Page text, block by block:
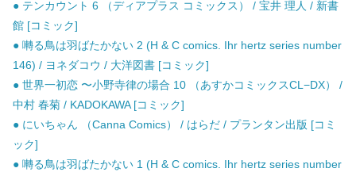
● テンカウント 6 （ディアプラス コミックス） / 宝井 理人 / 新書
館 [コミック]
● 囀る鳥は羽ばたかない 2 (H & C comics. Ihr hertz series number
146) / ヨネダコウ / 大洋図書 [コミック]
● 世界一初恋 〜小野寺律の場合 10 （あすかコミックスCL−DX） /
中村 春菊 / KADOKAWA [コミック]
● にいちゃん （Canna Comics） / はらだ / プランタン出版 [コミ
ック]
● 囀る鳥は羽ばたかない 1 (H & C comics. Ihr hertz series number